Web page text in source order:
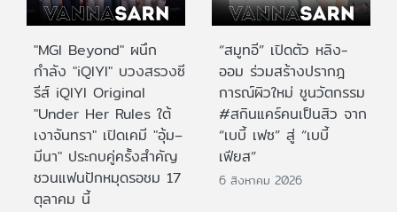
"MGI Beyond" ผนึก
กำลัง "iQIYI" บวงสรวงซี
รีส์ iQIYI Original
"Under Her Rules ใต้
เงาจันทรา" เปิดเคมี "อุ้ม–
มีนา" ประกบคู่ครั้งสำคัญ
ชวนแฟนปักหมุดรอชม 17
ตุลาคม นี้
“สมูทอี” เปิดตัว หลิง-
ออม ร่วมสร้างปรากฎ
การณ์ผิวใหม่ ชูนวัตกรรม
#สกินแคร์คนเป็นสิว จาก
“เบบี้ เฟซ” สู่ “เบบี้
เฟียส”
6 สิงหาคม 2026